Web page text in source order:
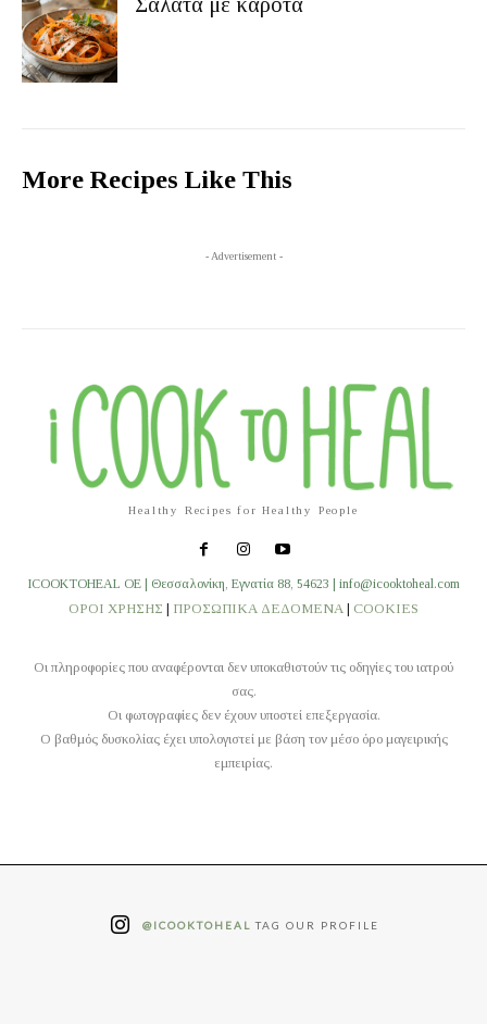
More Recipes Like This
- Advertisement -
Healthy Recipes for Healthy People
ICOOKTOHEAL OE | Θεσσαλονίκη, Εγνατία 88, 54623 | info@icooktoheal.com
ΟΡΟΙ ΧΡΗΣΗΣ | ΠΡΟΣΩΠΙΚΑ ΔΕΔΟΜΕΝΑ | COOKIES
Οι πληροφορίες που αναφέρονται δεν υποκαθιστούν τις οδηγίες του ιατρού
σας.
Οι φωτογραφίες δεν έχουν υποστεί επεξεργασία.
O βαθμός δυσκολίας έχει υπολογιστεί με βάση τον μέσο όρο μαγειρικής
εμπειρίας.
@ICOOKTOHEAL TAG OUR PROFILE